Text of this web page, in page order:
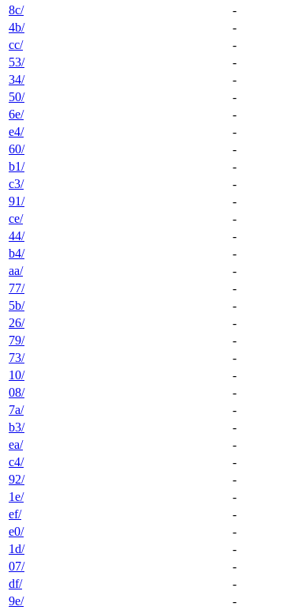
8c/
-
4b/
-
cc/
-
53/
-
34/
-
50/
-
6e/
-
e4/
-
60/
-
b1/
-
c3/
-
91/
-
ce/
-
44/
-
b4/
-
aa/
-
77/
-
5b/
-
26/
-
79/
-
73/
-
10/
-
08/
-
7a/
-
b3/
-
ea/
-
c4/
-
92/
-
1e/
-
ef/
-
e0/
-
1d/
-
07/
-
df/
-
9e/
-